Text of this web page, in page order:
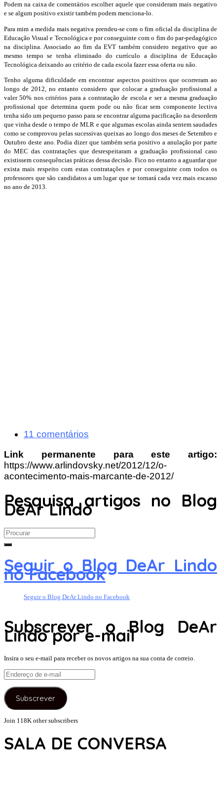
Podem na caixa de comentários escolher aquele que consideram mais negativo
e se algum positivo existir também podem menciona-lo.
Para mim a medida mais negativa prendeu-se com o fim oficial da disciplina de
Educação Visual e Tecnológica e por conseguinte com o fim do par-pedagógico
na disciplina. Associado ao fim da EVT também considero negativo que ao
mesmo tempo se tenha eliminado do currículo a disciplina de Educação
Tecnológica deixando ao critério de cada escola fazer essa oferta ou não.
Tenho alguma dificuldade em encontrar aspectos positivos que ocorreram ao
longo de 2012, no entanto considero que colocar a graduação profissional a
valer 50% nos critérios para a contratação de escola e ser a mesma graduação
profissional que determina quem pode ou não ficar sem componente lectiva
tenha sido um pequeno passo para se encontrar alguma pacificação na desordem
que vinha desde o tempo de MLR e que algumas escolas ainda sentem saudades
como se comprovou pelas sucessivas queixas ao longo dos meses de Setembro e
Outubro deste ano. Podia dizer que também seria positivo a anulação por parte
do MEC das contratações que desrespeitaram a graduação profissional caso
existissem consequências práticas dessa decisão. Fico no entanto a aguardar que
exista mais respeito com estas contratações e por conseguinte com todos os
professores que são candidatos a um lugar que se tornará cada vez mais escasso
no ano de 2013.
11 comentários
Link permanente para este artigo:
https://www.arlindovsky.net/2012/12/o-
acontecimento-mais-marcante-de-2012/
Pesquisa artigos no Blog
DeAr Lindo
Search
for:
Seguir o Blog DeAr Lindo
no Facebook
Seguir o Blog DeAr Lindo no Facebook
Subscrever o Blog DeAr
Lindo por e-mail
Insira o seu e-mail para receber os novos artigos na sua conta de correio.
Endereço
de
e-
mail
Subscrever
Join 118K other subscribers
SALA DE CONVERSA